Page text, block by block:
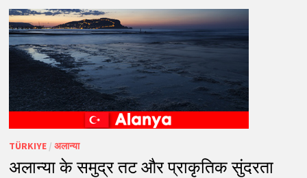
TÜRKIYE/ अलान्या
अलान्या के समुद्र तट और प्राकृतिक सुंदरता